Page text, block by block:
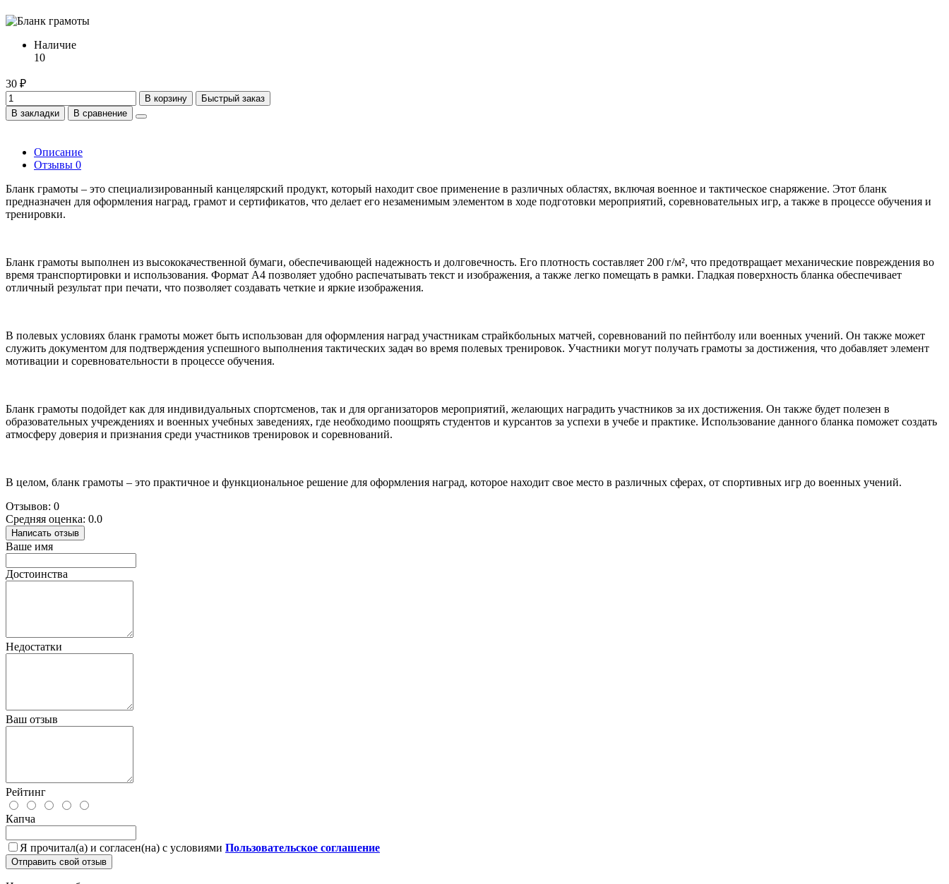
Наличие
10
30 ₽
В корзину
Быстрый заказ
В закладки
В сравнение
Описание
Отзывы 0
Бланк грамоты – это специализированный канцелярский продукт, который находит свое применение в различных областях, включая военное и тактическое снаряжение. Этот бланк
предназначен для оформления наград, грамот и сертификатов, что делает его незаменимым элементом в ходе подготовки мероприятий, соревновательных игр, а также в процессе обучения и
тренировки.
Бланк грамоты выполнен из высококачественной бумаги, обеспечивающей надежность и долговечность. Его плотность составляет 200 г/м², что предотвращает механические повреждения во
время транспортировки и использования. Формат А4 позволяет удобно распечатывать текст и изображения, а также легко помещать в рамки. Гладкая поверхность бланка обеспечивает
отличный результат при печати, что позволяет создавать четкие и яркие изображения.
В полевых условиях бланк грамоты может быть использован для оформления наград участникам страйкбольных матчей, соревнований по пейнтболу или военных учений. Он также может
служить документом для подтверждения успешного выполнения тактических задач во время полевых тренировок. Участники могут получать грамоты за достижения, что добавляет элемент
мотивации и соревновательности в процессе обучения.
Бланк грамоты подойдет как для индивидуальных спортсменов, так и для организаторов мероприятий, желающих наградить участников за их достижения. Он также будет полезен в
образовательных учреждениях и военных учебных заведениях, где необходимо поощрять студентов и курсантов за успехи в учебе и практике. Использование данного бланка поможет создать
атмосферу доверия и признания среди участников тренировок и соревнований.
В целом, бланк грамоты – это практичное и функциональное решение для оформления наград, которое находит свое место в различных сферах, от спортивных игр до военных учений.
Отзывов: 0
Средняя оценка: 0.0
Написать отзыв
Ваше имя
Достоинства
Недостатки
Ваш отзыв
Рейтинг
Капча
Я прочитал(а) и согласен(на) с условиями Пользовательское соглашение
Отправить свой отзыв